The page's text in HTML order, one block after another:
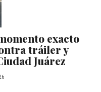
exacto
tráiler y
Juárez